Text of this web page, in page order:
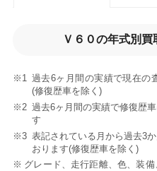
Ｖ６０の年式別買
過去6ヶ月間の実績で現在の
(修復歴車を除く)
過去6ヶ月間の実績で修復歴
す
表記されている月から過去3
おります(修復歴車を除く)
グレード、走行距離、色、装